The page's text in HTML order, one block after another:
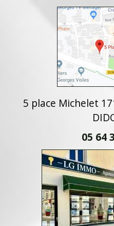
5 place Michelet
05 64